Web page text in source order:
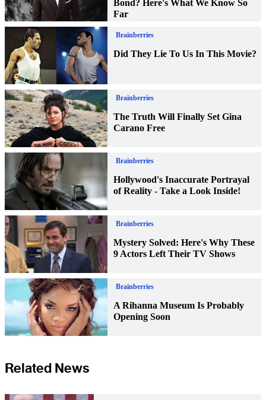
Related News